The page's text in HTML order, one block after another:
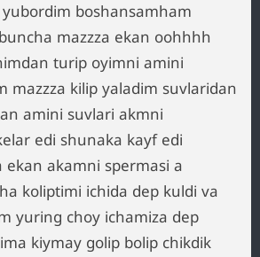
boshansamham
mazzza ekan oohhhh
turip oyimni amini
mazzza kilip yaladim suvlaridan
amini suvlari akmni
edi shunaka kayf edi
ekan akamni spermasi a
koliptimi ichida dep kuldi va
yuring choy ichamiza dep
kiymay golip bolip chikdik